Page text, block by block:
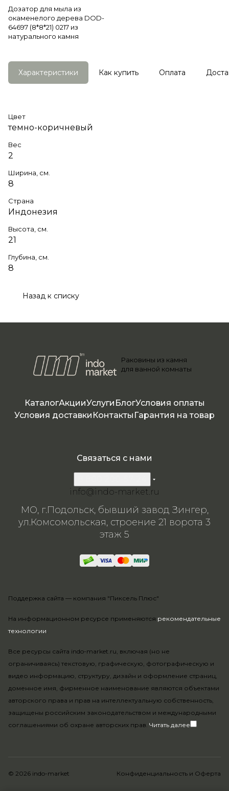
Дозатор для мыла из
окаменелого дерева DOD-
64697 (8*8*21) 0217 из
натурального камня
Характеристики Как купить Оплата
Цвет
темно-коричневый
Вес
2
Ширина, см.
8
Страна
Индонезия
Высота, см.
21
Глубина, см.
8
Назад к списку
Раковины из камня
для ванной комнаты
КаталогАкцииУслуги БлогУсловия оплаты
Условия доставки Контакты Гарантия на товар
На информационном ресурсе применяются рекомендательные
технологии.
Все ресурсы сайта indo-market.ru, включая (но не
ограничиваясь) текстовую, графическую, фотографическую и
видео информацию, структуру, дизайн и оформление страниц,
доменное имя, фирменное наименование являются объектами
авторского права и прав на интеллектуальную собственность,
защищены российским законодательством и международными
соглашениями об охране авторских прав. Читать далее
Связаться с нами
info@indo-market.ru
МО, г.Подольск, бывший завод Зингер,
ул.Комсомольская, строение 21 ворота 3
этаж 5
Поддержка сайта — компания "Пиксель Плюс"
© 2026 indo-market Конфиденциальность и Оферта